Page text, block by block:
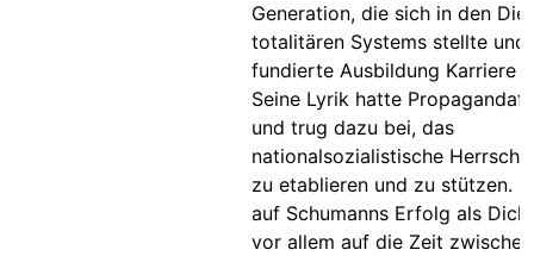
Generation, die sich in den
totalitären Systems stellte und
fundierte Ausbildung Karriere
Seine Lyrik hatte
und trug dazu bei, das
nationalsozialistische
zu etablieren und zu stützen.
auf Schumanns Erfolg als
vor allem auf die Zeit